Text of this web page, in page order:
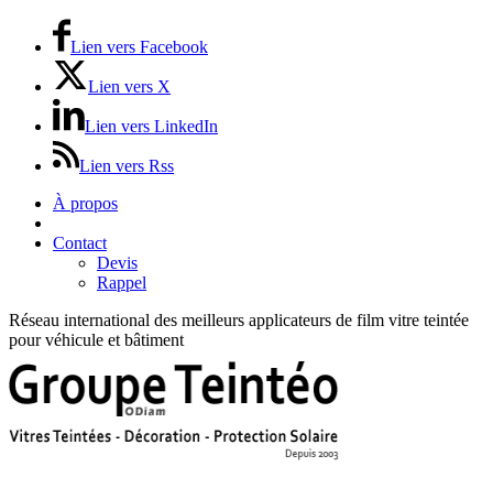
Lien vers Facebook
Lien vers X
Lien vers LinkedIn
Lien vers Rss
À propos
Contact
Devis
Rappel
Réseau international des meilleurs applicateurs de film vitre teintée
pour véhicule et bâtiment